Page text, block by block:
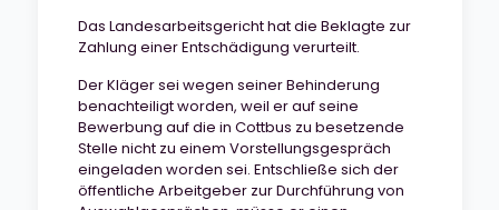
Das Landesarbeitsgericht hat die Beklagte zur
Zahlung einer Entschädigung verurteilt.
Der Kläger sei wegen seiner Behinderung
benachteiligt worden, weil er auf seine
Bewerbung auf die in Cottbus zu besetzende
Stelle nicht zu einem Vorstellungsgespräch
eingeladen worden sei. Entschließe sich der
öffentliche Arbeitgeber zur Durchführung von